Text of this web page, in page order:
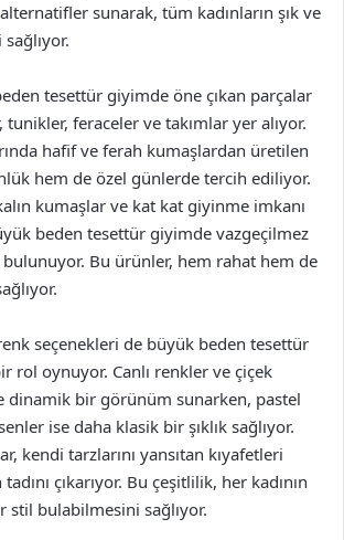
sunarak, tüm kadınların şık ve
tesettür giyimde öne çıkan parçalar
tunikler, feraceler ve takımlar yer alıyor.
hafif ve ferah kumaşlardan üretilen
hem de özel günlerde tercih ediliyor.
kumaşlar ve kat kat giyinme imkanı
beden tesettür giyimde vazgeçilmez
bulunuyor. Bu ürünler, hem rahat hem de
seçenekleri de büyük beden tesettür
rol oynuyor. Canlı renkler ve çiçek
dinamik bir görünüm sunarken, pastel
ise daha klasik bir şıklık sağlıyor.
kendi tarzlarını yansıtan kıyafetleri
çıkarıyor. Bu çeşitlilik, her kadının
stil bulabilmesini sağlıyor.